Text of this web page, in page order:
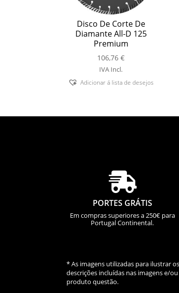
Disco De Corte De
Diamante All-D 125
Premium
106,76€
IVA Incl.
Adicionar á lista de desejos

PORTES GRÁTIS
Em compras superiores a 250€ para
Portugal Continental.
* As imagens utilizadas para ilustrar
descrições incluídas nas imagens e/
produto questão.